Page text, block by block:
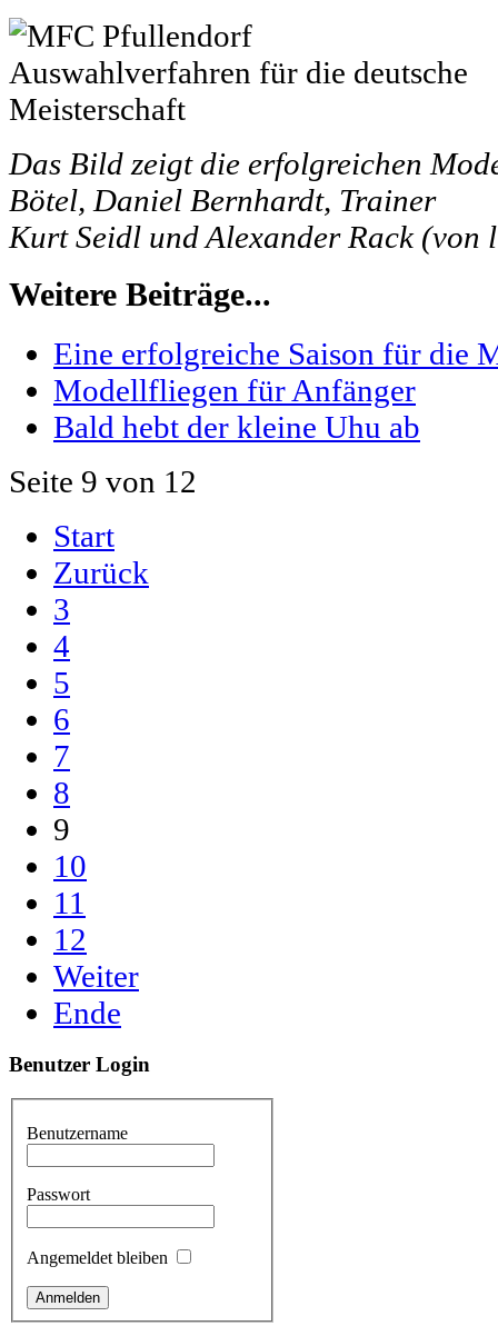
Das Bild zeigt die erfolgreichen
Bötel, Daniel Bernhardt, Trainer
Kurt Seidl und Alexander Rack (von
Weitere Beiträge...
Eine erfolgreiche Saison für die
Modellfliegen für Anfänger
Bald hebt der kleine Uhu ab
Seite 9 von 12
Start
Zurück
3
4
5
6
7
8
9
10
11
12
Weiter
Ende
Benutzer Login
Benutzername
Passwort
Angemeldet bleiben